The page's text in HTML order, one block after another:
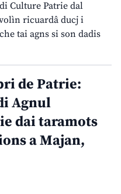
Culture Patrie dal
ricuardâ ducj i
tai agns si son dadis
de Patrie:
Agnul
dai taramots
a Majan,